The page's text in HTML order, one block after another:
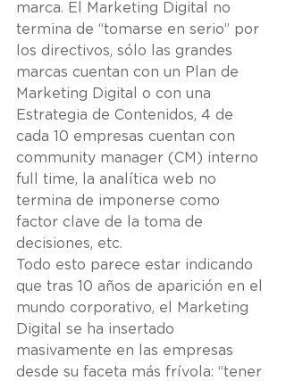
marca. El Marketing Digital no
termina de “tomarse en serio” por
los directivos, sólo las grandes
marcas cuentan con un Plan de
Marketing Digital o con una
Estrategia de Contenidos, 4 de
cada 10 empresas cuentan con
community manager (CM) interno
full time, la analítica web no
termina de imponerse como
factor clave de la toma de
decisiones, etc.
Todo esto parece estar indicando
que tras 10 años de aparición en el
mundo corporativo, el Marketing
Digital se ha insertado
masivamente en las empresas
desde su faceta más frívola: “tener